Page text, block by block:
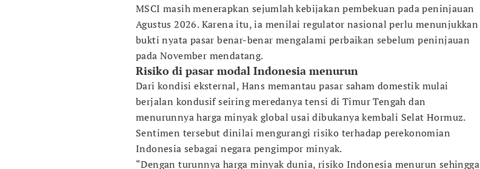
MSCI masih menerapkan sejumlah kebijakan pembekuan pada peninjauan
Agustus 2026. Karena itu, ia menilai regulator nasional perlu menunjukkan
bukti nyata pasar benar-benar mengalami perbaikan sebelum peninjauan
pada November mendatang.
Risiko di pasar modal Indonesia menurun
Dari kondisi eksternal, Hans memantau pasar saham domestik mulai
berjalan kondusif seiring meredanya tensi di Timur Tengah dan
menurunnya harga minyak global usai dibukanya kembali Selat Hormuz.
Sentimen tersebut dinilai mengurangi risiko terhadap perekonomian
Indonesia sebagai negara pengimpor minyak.
“Dengan turunnya harga minyak dunia, risiko Indonesia menurun sehingga